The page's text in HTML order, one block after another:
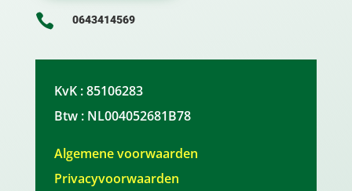
 0643414569
KvK : 85106283
Btw : NL004052681B78
Algemene voorwaarden
Privacyvoorwaarden